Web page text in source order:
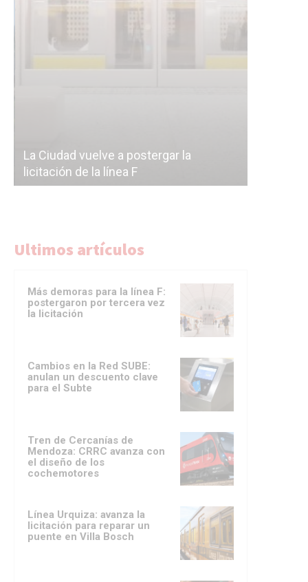
La Ciudad vuelve a postergar la
licitación de la línea F
Ultimos artículos
Más demoras para la línea F:
postergaron por tercera vez
la licitación
Cambios en la Red SUBE:
anulan un descuento clave
para el Subte
Tren de Cercanías de
Mendoza: CRRC avanza con
el diseño de los
cochemotores
Línea Urquiza: avanza la
licitación para reparar un
puente en Villa Bosch